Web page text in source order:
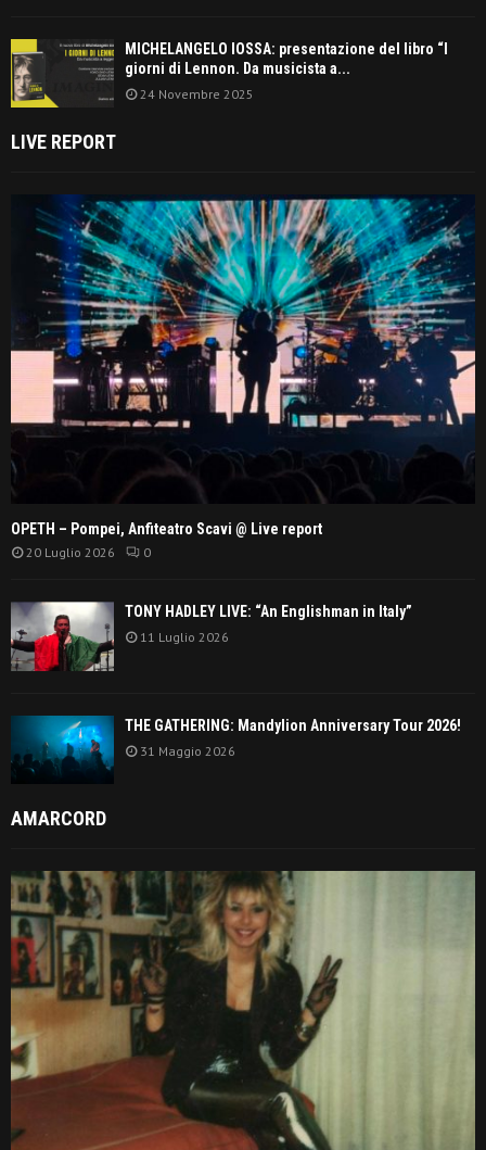
MICHELANGELO IOSSA: presentazione del libro “I
giorni di Lennon. Da musicista a...
24 Novembre 2025
LIVE REPORT
OPETH – Pompei, Anfiteatro Scavi @ Live report
20 Luglio 2026 0
TONY HADLEY LIVE: “An Englishman in Italy”
11 Luglio 2026
THE GATHERING: Mandylion Anniversary Tour 2026!
31 Maggio 2026
AMARCORD